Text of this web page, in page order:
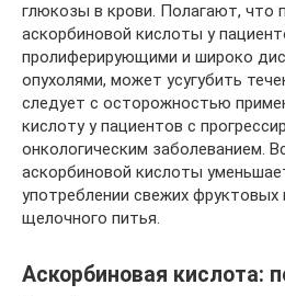
глюкозы в крови. Полагают, что
аскорбиновой кислоты у
пролиферирующими и широко
опухолями, может усугубить
следует с осторожностью
кислоту у пациентов с
онкологическим заболеванием.
аскорбиновой кислоты
употреблении свежих
щелочного питья.
Аскорбиновая кислота: